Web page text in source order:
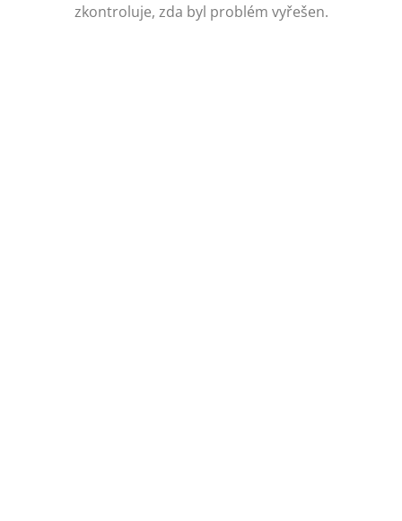
zkontroluje, zda byl problém vyřešen.